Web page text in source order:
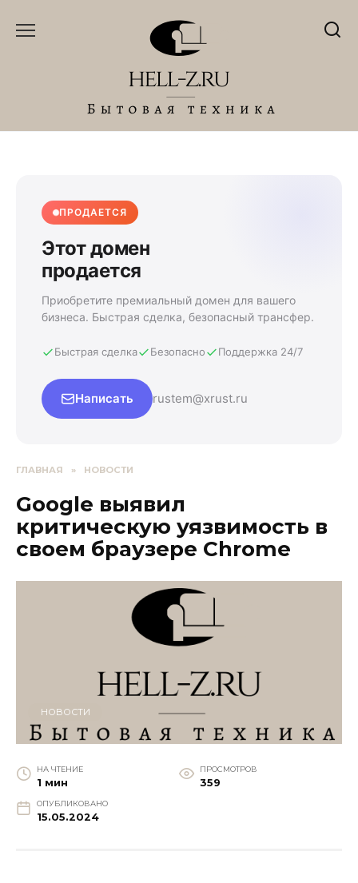
ПРОДАЕТСЯ
Этот домен
продается
Приобретите премиальный домен для вашего
бизнеса. Быстрая сделка, безопасный трансфер.
Быстрая сделка Безопасно Поддержка 24/7
Написать rustem@xrust.ru
ГЛАВНАЯ » НОВОСТИ
Google выявил
критическую уязвимость в
своем браузере Chrome
НОВОСТИ
НА ЧТЕНИЕ
1 мин
ПРОСМОТРОВ
359
ОПУБЛИКОВАНО
15.05.2024